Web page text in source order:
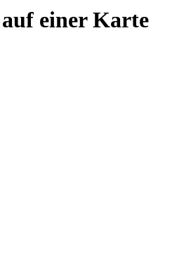
einer Karte